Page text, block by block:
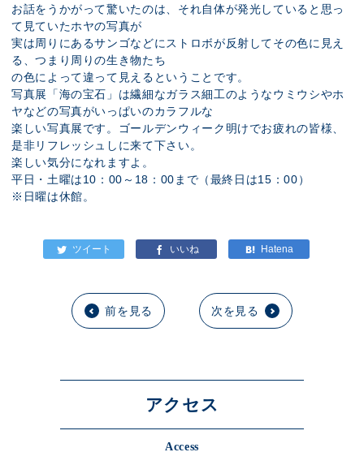
お話をうかがって驚いたのは、それ自体が発光していると思っ
て見ていたホヤの写真が
実は周りにあるサンゴなどにストロボが反射してその色に見え
る、つまり周りの生き物たち
の色によって違って見えるということです。
写真展「海の宝石」は繊細なガラス細工のようなウミウシやホ
ヤなどの写真がいっぱいのカラフルな
楽しい写真展です。ゴールデンウィーク明けでお疲れの皆様、
是非リフレッシュしに来て下さい。
楽しい気分になれますよ。
平日・土曜は10：00～18：00まで（最終日は15：00）
※日曜は休館。
前を見る 次を見る
アクセス
Access